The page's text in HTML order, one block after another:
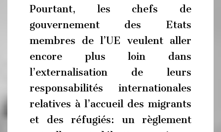
Pourtant, les chefs de
gouvernement des Etats
membres de l’UE veulent aller
encore plus loin dans
l’externalisation de leurs
responsabilités internationales
relatives à l’accueil des migrants
et des réfugiés: un règlement